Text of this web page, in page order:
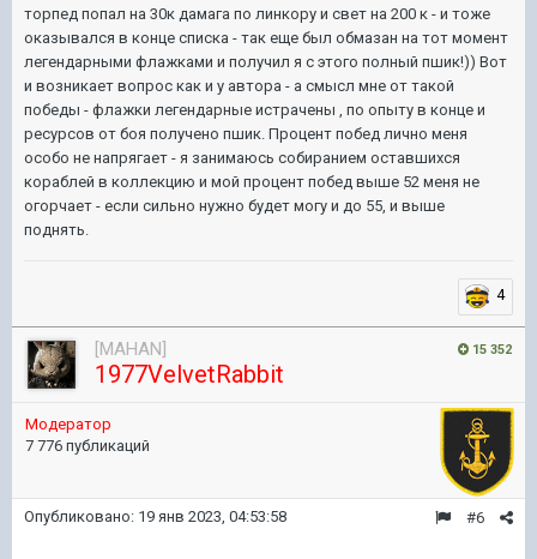
торпед попал на 30к дамага по линкору и свет на 200 к - и тоже
оказывался в конце списка - так еще был обмазан на тот момент
легендарными флажками и получил я с этого полный пшик!)) Вот
и возникает вопрос как и у автора - а смысл мне от такой
победы - флажки легендарные истрачены , по опыту в конце и
ресурсов от боя получено пшик. Процент побед лично меня
особо не напрягает - я занимаюсь собиранием оставшихся
кораблей в коллекцию и мой процент побед выше 52 меня не
огорчает - если сильно нужно будет могу и до 55, и выше
поднять.
4
15 352
[MAHAN]
1977VelvetRabbit
Модератор
7 776 публикаций
#6
Опубликовано: 19 янв 2023, 04:53:58